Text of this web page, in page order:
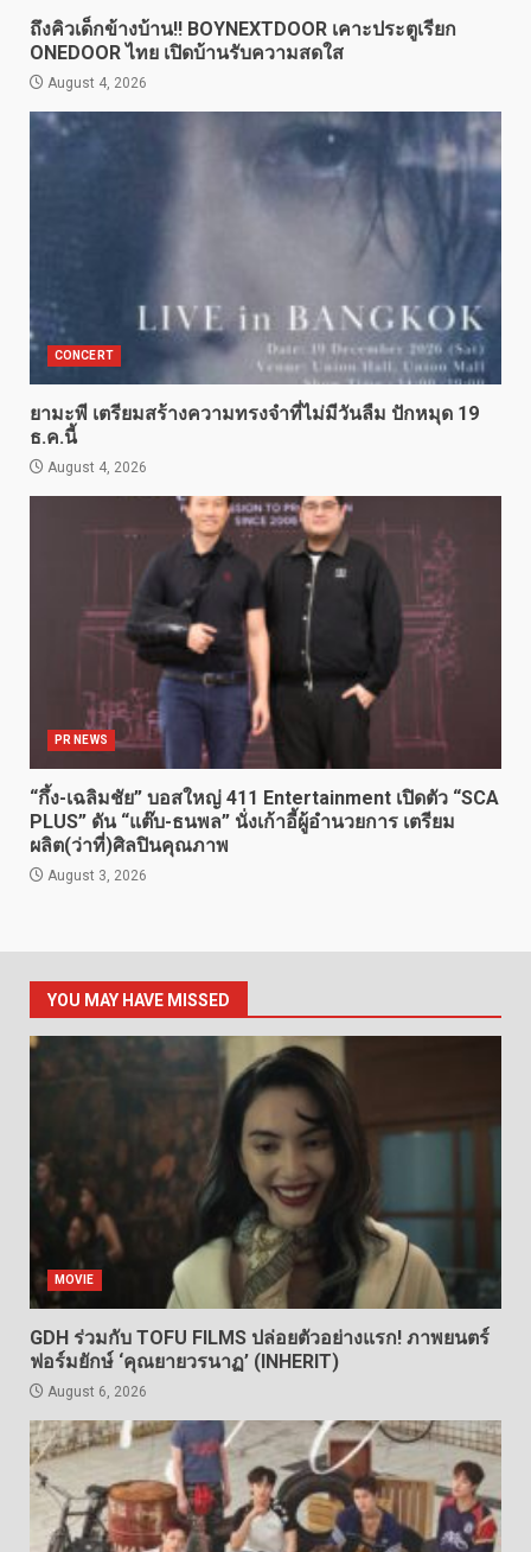
ถึงคิวเด็กข้างบ้าน!! BOYNEXTDOOR เคาะประตูเรียก
ONEDOOR ไทย เปิดบ้านรับความสดใส
August 4, 2026
CONCERT
ยามะพี เตรียมสร้างความทรงจำที่ไม่มีวันลืม ปักหมุด 19
ธ.ค.นี้
August 4, 2026
PR NEWS
“กึ้ง-เฉลิมชัย” บอสใหญ่ 411 Entertainment เปิดตัว “SCA
PLUS” ดัน “แต๊บ-ธนพล” นั่งเก้าอี้ผู้อำนวยการ เตรียม
ผลิต(ว่าที่)ศิลปินคุณภาพ
August 3, 2026
YOU MAY HAVE MISSED
MOVIE
GDH ร่วมกับ TOFU FILMS ปล่อยตัวอย่างแรก! ภาพยนตร์
ฟอร์มยักษ์ ‘คุณยายวรนาฏ’ (INHERIT)
August 6, 2026